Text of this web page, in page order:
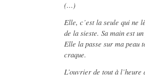
(…)
Elle, c’est la seule qui ne
de la sieste. Sa main est
Elle la passe sur ma peau
craque.
L’ouvrier de tout à